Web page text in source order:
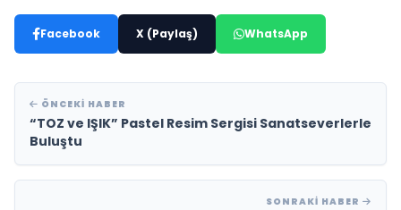
Facebook X (Paylaş) WhatsApp
ÖNCEKI HABER
“TOZ ve IŞIK” Pastel Resim Sergisi Sanatseverlerle
Buluştu
SONRAKI HABER